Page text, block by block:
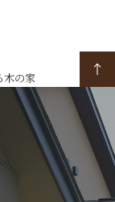
木の家